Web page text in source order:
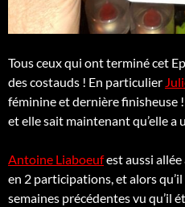
Tous ceux qui ont terminé cet
des costauds ! En particulier
féminine et dernière finisheuse
et elle sait maintenant qu’elle
Antoine Liaboeufest aussi
en 2 participations, et alors qu’il
semaines précédentes vu qu’il